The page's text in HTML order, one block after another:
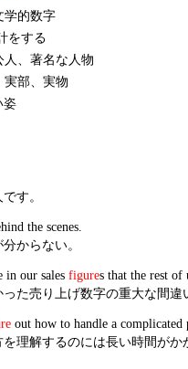
学的数字
をする
人、著名な人物
実部、実物
姿
す。
the scenes.
からない。
in our sales figures that the rest of
た売り上げ数字の重大な間違
out how to handle a complicated
理解するのには長い時間がか